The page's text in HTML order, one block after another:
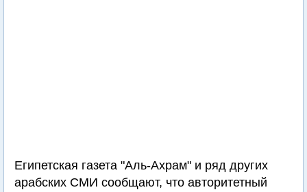
Египетская газета "Аль-Ахрам" и ряд других
арабских СМИ сообщают, что авторитетный